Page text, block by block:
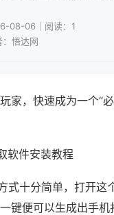
08-06｜阅读：1
：悟达网
家，快速成为一个“
软件安装教程
式十分简单，打开这
键便可以生成出手